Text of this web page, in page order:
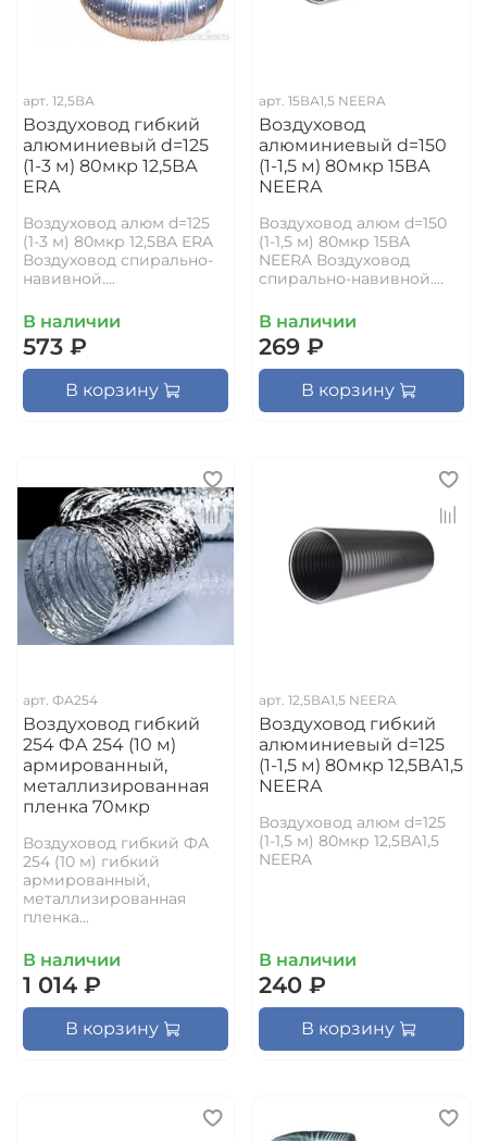
арт. 12,5ВА
Воздуховод гибкий
алюминиевый d=125
(1-3 м) 80мкр 12,5ВА
ERA
Воздуховод алюм d=125
(1-3 м) 80мкр 12,5ВА ERA
Воздуховод спирально-
навивной....
В наличии
573 ₽
В корзину
арт. 15ВА1,5 NEERA
Воздуховод
алюминиевый d=150
(1-1,5 м) 80мкр 15ВА
NEERA
Воздуховод алюм d=150
(1-1,5 м) 80мкр 15ВА
NEERA Воздуховод
спирально-навивной....
В наличии
269 ₽
В корзину
арт. ФА254
Воздуховод гибкий
254 ФА 254 (10 м)
армированный,
металлизированная
пленка 70мкр
Воздуховод гибкий ФА
254 (10 м) гибкий
армированный,
металлизированная
пленка...
В наличии
1 014 ₽
В корзину
арт. 12,5ВА1,5 NEERA
Воздуховод гибкий
алюминиевый d=125
(1-1,5 м) 80мкр 12,5ВА1,5
NEERA
Воздуховод алюм d=125
(1-1,5 м) 80мкр 12,5ВА1,5
NEERA
В наличии
240 ₽
В корзину